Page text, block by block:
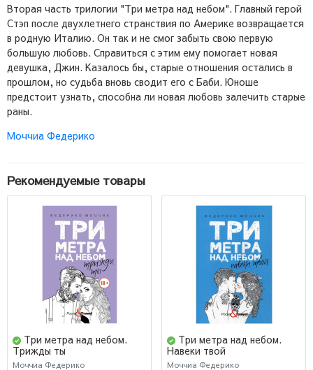
Вторая часть трилогии "Три метра над небом". Главный герой
Стэп после двухлетнего странствия по Америке возвращается
в родную Италию. Он так и не смог забыть свою первую
большую любовь. Справиться с этим ему помогает новая
девушка, Джин. Казалось бы, старые отношения остались в
прошлом, но судьба вновь сводит его с Баби. Юноше
предстоит узнать, способна ли новая любовь залечить старые
раны.
Моччиа Федерико
Рекомендуемые товары
Три метра над небом.
Трижды ты
Моччиа Федерико
Три метра над небом.
Навеки твой
Моччиа Федерико